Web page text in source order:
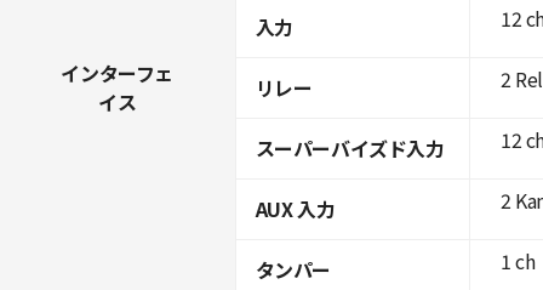
インターフェ
イス
入力
リレー
スーパーバイズド入力
AUX 入力
タンパー
12
2
12
2
1 ch